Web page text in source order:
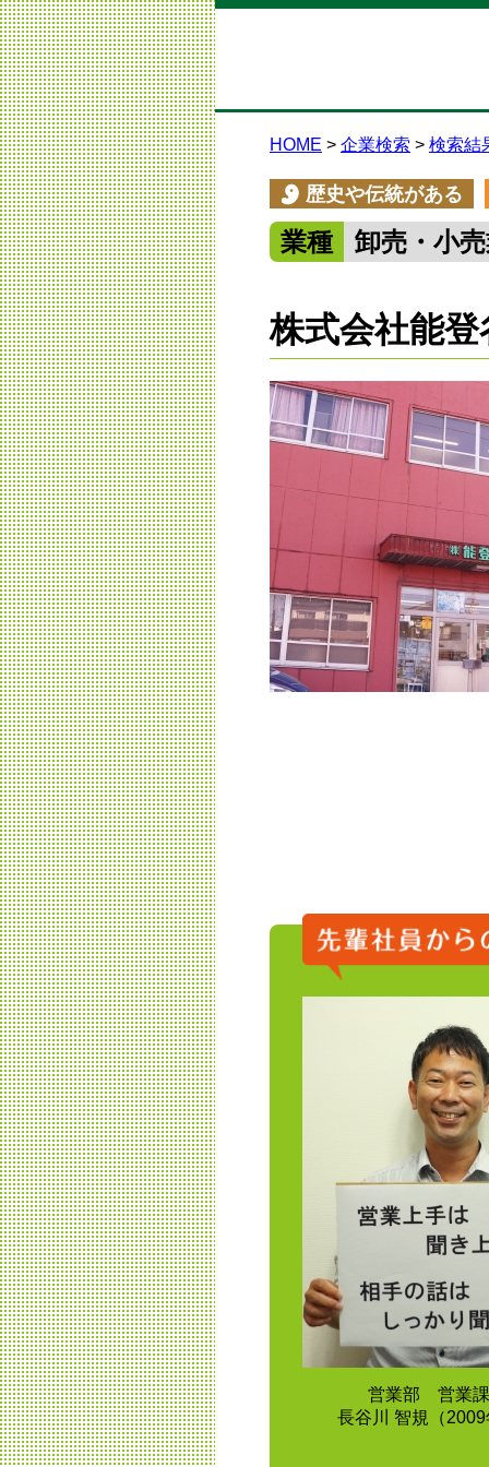
HOME 企業検索 検索結
歴史や伝統がある
業種 卸売・小
株式会社能登
営業部 営業
長谷川 智規（